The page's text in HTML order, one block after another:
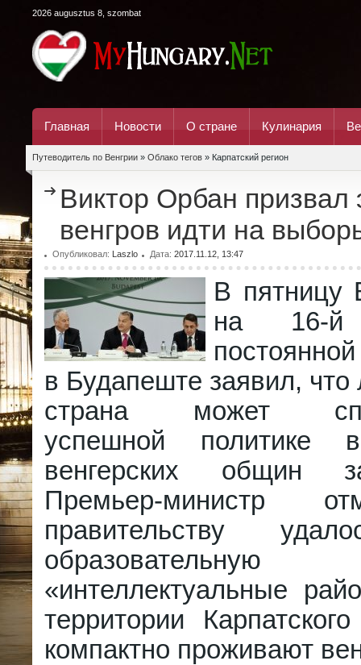
2026 augusztus 8, szombat
Главная Новости О стране Кулинария
Путеводитель по Венгрии » Облако тегов » Карпатский регион
Виктор Орбан призвал
венгров идти на
Опубликовал: Laszlo Дата: 2017.11.12, 13:47
В пятницу
на 16-й
в Будапеште заявил,
страна может
успешной политике
венгерских общин
Премьер-министр
правительству
«интеллектуальные
территории
компактно проживают